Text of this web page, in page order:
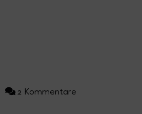
2 Kommentare